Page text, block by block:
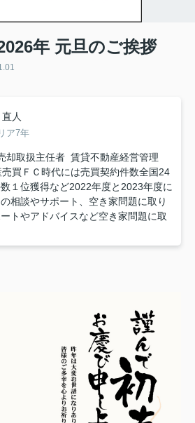
年 元旦のご挨拶
人
ア7年
却取扱主任者 賃貸不動産経営管理
買ＦＣ時代には売買契約件数全国24
１位獲得など2022年度と2023年度に
相談やサポート、空き家問題に取り
トやアドバイスなど空き家問題に取